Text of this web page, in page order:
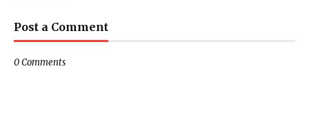
Post a Comment
0 Comments